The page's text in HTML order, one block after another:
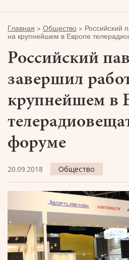
Главная > Общество > Российский
на крупнейшем в Европе
Российский
завершил
крупнейшем в
форуме
20.09.2018 Общество